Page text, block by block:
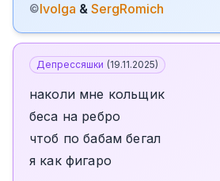
©Ivolga & SergRomich
Депрессяшки (19.11.2025)
наколи мне кольщик
беса на ребро
чтоб по бабам бегал
я как фигаро